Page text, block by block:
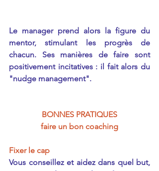
Le manager prend alors la figure du
mentor, stimulant les progrès de
chacun. Ses manières de faire sont
positivement incitatives : il fait alors du
"nudge management".
BONNES PRATIQUES
faire un bon coaching
Fixer le cap
Vous conseillez et aidez dans quel but,